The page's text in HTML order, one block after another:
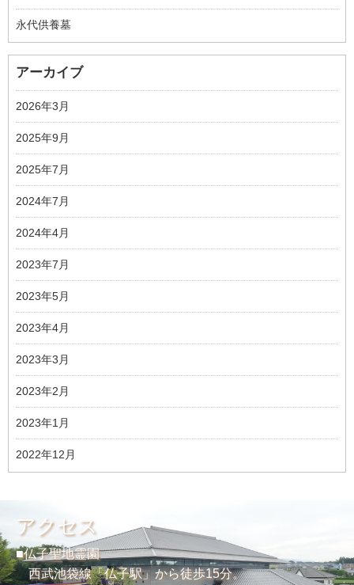
永代供養墓
アーカイブ
2026年3月
2025年9月
2025年7月
2024年7月
2024年4月
2023年7月
2023年5月
2023年4月
2023年3月
2023年2月
2023年1月
2022年12月
アクセス
■仏子聖地霊園
西武池袋線「仏子駅」から徒歩15分。